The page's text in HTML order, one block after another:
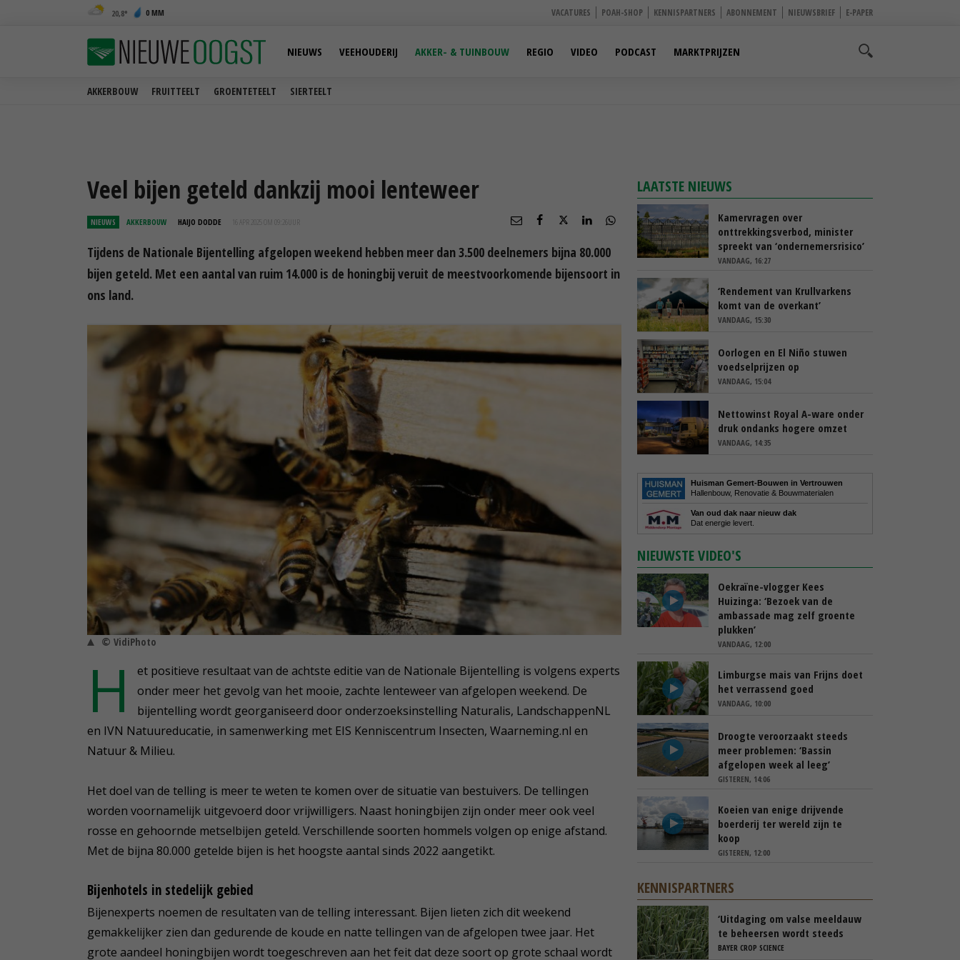
20,8 0 MM VACATURES POAH-SHOP KENNISPARTNERS ABONNEMENT NIEUWSBRIEF E-PAPER
AKKERBOUW FRUITTEELT GROENTETEELT SIERTEELT
NIEUWS VEEHOUDERIJ AKKER- & TUINBOUW REGIO VIDEO PODCAST MARKTPRIJZEN
Veel bijen geteld dankzij mooi lenteweer
NIEUWS AKKERBOUW HAIJO DODDE 16 APR 2025 OM 09:26
Tijdens de Nationale Bijentelling afgelopen weekend hebben meer dan 3.500 deelnemers bijna 80.000
bijen geteld. Met een aantal van ruim 14.000 is de honingbij veruit de meestvoorkomende bijensoort in
ons land.
© VidiPhoto
H
et positieve resultaat van de achtste editie van de Nationale Bijentelling is volgens experts
onder meer het gevolg van het mooie, zachte lenteweer van afgelopen weekend. De
bijentelling wordt georganiseerd door onderzoeksinstelling Naturalis, LandschappenNL
en IVN Natuureducatie, in samenwerking met EIS Kenniscentrum Insecten, Waarneming.nl en
Natuur & Milieu.
Het doel van de telling is meer te weten te komen over de situatie van bestuivers. De tellingen
worden voornamelijk uitgevoerd door vrijwilligers. Naast honingbijen zijn onder meer ook veel
rosse en gehoornde metselbijen geteld. Verschillende soorten hommels volgen op enige afstand.
Met de bijna 80.000 getelde bijen is het hoogste aantal sinds 2022 aangetikt.
Bijenhotels in stedelijk gebied
Bijenexperts noemen de resultaten van de telling interessant. Bijen lieten zich dit weekend
gemakkelijker zien dan gedurende de koude en natte tellingen van de afgelopen twee jaar. Het
grote aandeel honingbijen wordt toegeschreven aan het feit dat deze soort op grote schaal wordt
LAATSTE NIEUWS
Kamervragen over
onttrekkingsverbod, minister
spreekt van ‘ondernemersrisico’
VANDAAG, 16:27
‘Rendement van Krullvarkens
komt van de overkant’
VANDAAG, 15:30
Oorlogen en El Niño stuwen
voedselprijzen op
VANDAAG, 15:04
Nettowinst Royal A-ware onder
druk ondanks hogere omzet
VANDAAG, 14:35
Huisman Gemert-Bouwen in Vertrouwen
Hallenbouw, Renovatie & Bouwmaterialen
Van oud dak naar nieuw dak
Dat energie levert.
NIEUWSTE VIDEO'S
Oekraïne-vlogger Kees
Huizinga: ‘Bezoek van de
ambassade mag zelf groente
plukken’
VANDAAG, 12:00
Limburgse mais van Frijns doet
het verrassend goed
VANDAAG, 10:00
Droogte veroorzaakt steeds
meer problemen: ‘Bassin
afgelopen week al leeg’
GISTEREN, 14:06
Koeien van enige drijvende
boerderij ter wereld zijn te
koop
GISTEREN, 12:00
KENNISPARTNERS
‘Uitdaging om valse meeldauw
te beheersen wordt steeds
groter’
BAYER CROP SCIENCE